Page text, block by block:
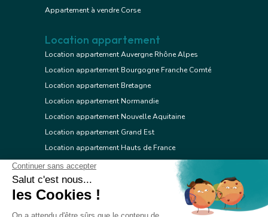
Appartement à vendre Corse
Location appartement
Location appartement Auvergne Rhône Alpes
Location appartement Bourgogne Franche Comté
Location appartement Bretagne
Location appartement Normandie
Location appartement Nouvelle Aquitaine
Location appartement Grand Est
Location appartement Hauts de France
Location appartement Ile de France
Location appartement Centre Val de Loire
Location appartement Occitanie